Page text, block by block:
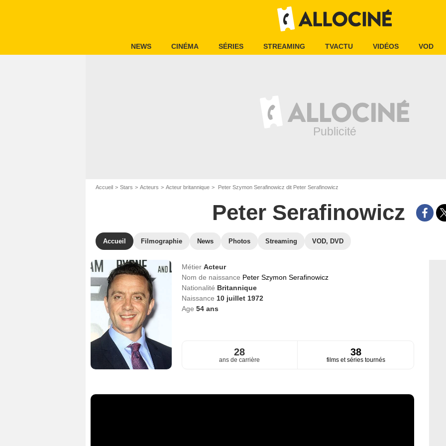
NEWS CINÉMA SÉRIES STREAMING TVACTU VIDÉOS VOD
Accueil Stars Acteurs Acteur britannique Peter Szymon Serafinowicz dit Peter Serafinowicz
Peter Serafinowicz
Accueil Filmographie News Photos Streaming VOD, DVD
Métier Acteur
Nom de naissance Peter Szymon Serafinowicz
Nationalité Britannique
Naissance 10 juillet 1972
Age 54ans
28
ans de carrière
38
films et séries tournés